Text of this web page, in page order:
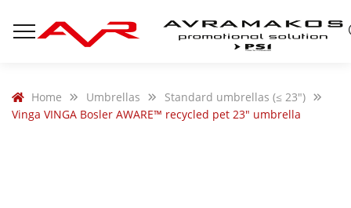
Home Umbrellas
Standard umbrellas (≤ 23")
Vinga VINGA Bosler AWARE™ recycled pet 23″ umbrella